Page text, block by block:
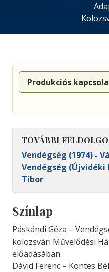
Produkciós
TOVÁBBI
Vendégség (1974) -
Vendégség (Újvidéki
Tibor
Színlap
Páskándi Géza –
kolozsvári Művelődési
előadásában
Dávid Ferenc – Kontes